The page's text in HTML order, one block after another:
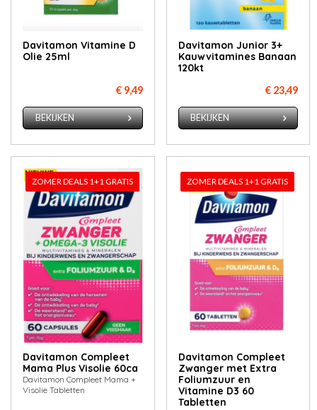
Davitamon Vitamine D
Olie 25ml
€ 9,49
BEKIJKEN
Davitamon Junior 3+
Kauwvitamines Banaan
120kt
€ 23,49
BEKIJKEN
ZOMER DEALS 1+1 GRATIS
Davitamon Compleet
Mama Plus Visolie 60ca
Davitamon Compleet Mama +
Visolie Tabletten
ZOMER DEALS 1+1 GRATIS
Davitamon Compleet
Zwanger met Extra
Foliumzuur en
Vitamine D3 60
Tabletten